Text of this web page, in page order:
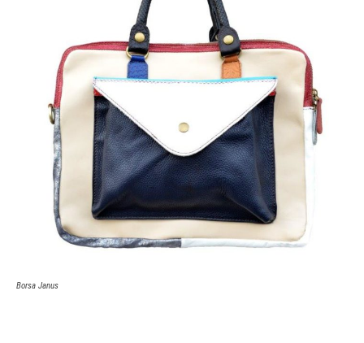
Borsa Janus